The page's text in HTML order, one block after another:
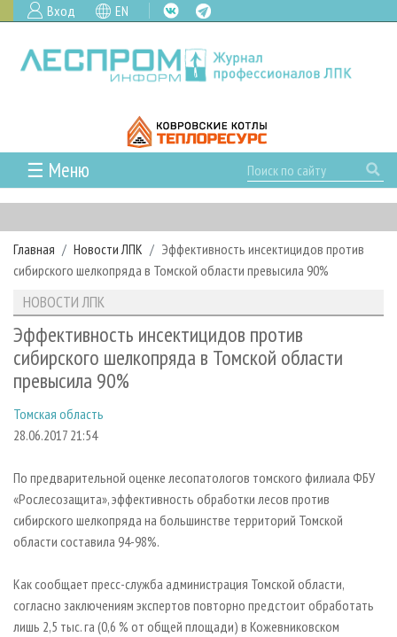
Вход EN
☰ Меню
ГЛАВНАЯ
РУБРИКИ И ТЕМЫ
РУБРИКИ ЖУРНАЛА
ЛЕСОЗАГОТОВКА
ЛЕСОПИЛЕНИЕ
ДЕРЕВООБРАБОТКА
СУШКА ДРЕВЕСИНЫ
ПРОИЗВОДСТВО ДРЕВЕСНЫХ ПЛИТ
ПРОИЗВОДСТВО МЕБЕЛИ
БИОЭНЕРГЕТИКА
ИНСТРУМЕНТ И МАТЕРИАЛЫ
НОВОСТИ
НОВОСТИ ЛПК
НОВОСТИ ЖУРНАЛА
НОВОСТИ КОМПАНИЙ
ПРОЕКТЫ ЛПИ
АНАЛИТИКА
ПРЕДПРИЯТИЯ ЛПК
ЛЕСНЫЕ РЕГИОНЫ РОССИИ
ПЕРСОНЫ
МОБИЛЬНЫЕ ВЫСТАВКИ
ОФИЦИАЛЬНЫЕ ДЕЛЕГАЦИИ
ПРИОРИТЕТНЫЕ ИНВЕСТПРОЕКТЫ
RUSSIAN FORESTRY REVIEW
БИБЛИОТЕКА СПЕЦИАЛИСТА
АРХИВ
АРХИВ ЖУРНАЛОВ
СТАТЬИ
О ЖУРНАЛЕ
ПОДПИСКА
КОНТАКТЫ
РЕКЛАМОДАТЕЛЯМ
РЕКЛАМА
РЕКЛАМА НА САЙТЕ
Главная Новости ЛПК
Эффективность инсектицидов против
сибирского шелкопряда в Томской области превысила 90%
НОВОСТИ ЛПК
Эффективность инсектицидов против
сибирского шелкопряда в Томской области
превысила 90%
Томская область
28.06.2017 21:54
По предварительной оценке лесопатологов томского филиала ФБУ
«Рослесозащита», эффективность обработки лесов против
сибирского шелкопряда на большинстве территорий Томской
области составила 94-98%.
Как сообщает пресс-служба администрация Томской области,
согласно заключениям экспертов повторно предстоит обработать
лишь 2,5 тыс. га (0,6 % от общей площади) в Кожевниковском